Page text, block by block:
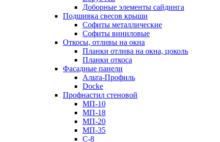
Доборные элементы сайдинга
Подшивка свесов крыши
Софиты металлические
Софиты виниловые
Откосы, отливы на окна
Планки отлива на окна, цоколь
Планки откоса
Фасадные панели
Альта-Профиль
Docke
Профнастил стеновой
МП-10
МП-18
МП-20
МП-35
С-8